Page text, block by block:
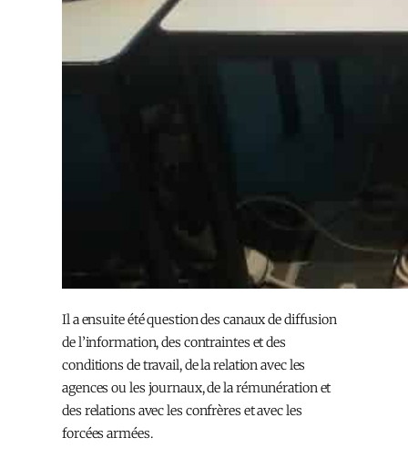
Il a ensuite été question des canaux de diffusion
de l’information, des contraintes et des
conditions de travail, de la relation avec les
agences ou les journaux, de la rémunération et
des relations avec les confrères et avec les
forcées armées.